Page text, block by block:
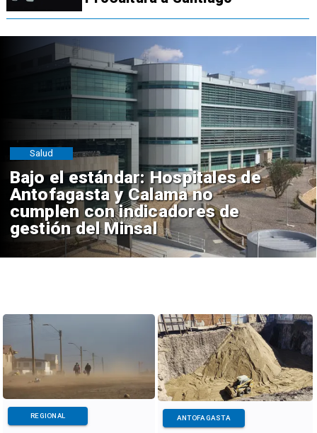
Bajo el estándar: Hospitales de
Antofagasta y Calama no
cumplen con indicadores de
gestión del Minsal
Salud
REGIONAL ANTOFAGASTA